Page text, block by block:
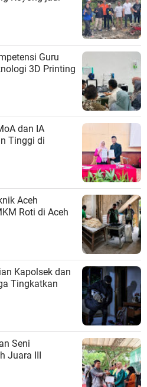
Guru
3D Printing
dan IA
Tinggi di
Aceh
Roti di Aceh
Kapolsek dan
Tingkatkan
Seni
Juara III